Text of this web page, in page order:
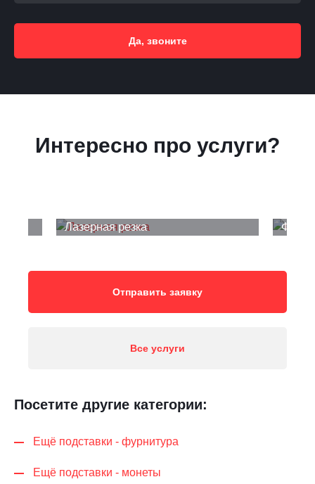
Да, звоните
Интересно про услуги?
Лазерная резка
Отправить заявку
Все услуги
Посетите другие категории:
Ещё подставки - фурнитура
Ещё подставки - монеты